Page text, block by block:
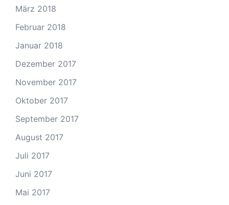
März 2018
Februar 2018
Januar 2018
Dezember 2017
November 2017
Oktober 2017
September 2017
August 2017
Juli 2017
Juni 2017
Mai 2017